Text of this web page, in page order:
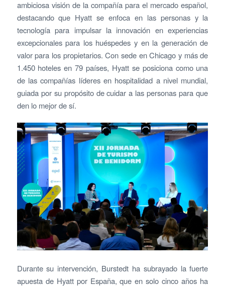
ambiciosa visión de la compañía para el mercado español,
destacando que Hyatt se enfoca en las personas y la
tecnología para impulsar la innovación en experiencias
excepcionales para los huéspedes y en la generación de
valor para los propietarios. Con sede en Chicago y más de
1.450 hoteles en 79 países, Hyatt se posiciona como una
de las compañías líderes en hospitalidad a nivel mundial,
guiada por su propósito de cuidar a las personas para que
den lo mejor de sí.
Durante su intervención, Burstedt ha subrayado la fuerte
apuesta de Hyatt por España, que en solo cinco años ha